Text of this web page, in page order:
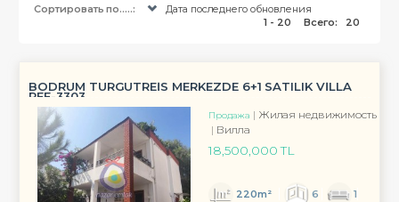
Сортировать по.....:
Дата последнего обновления
1 - 20
Всего: 20
BODRUM TURGUTREİS MERKEZDE 6+1 SATILIK VİLLA
REF-3303
Продажа
Жилая недвижимость
Вилла
18,500,000 TL
220m² 6
1